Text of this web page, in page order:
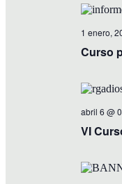
1 enero,
Curso
abril 6 @
VI